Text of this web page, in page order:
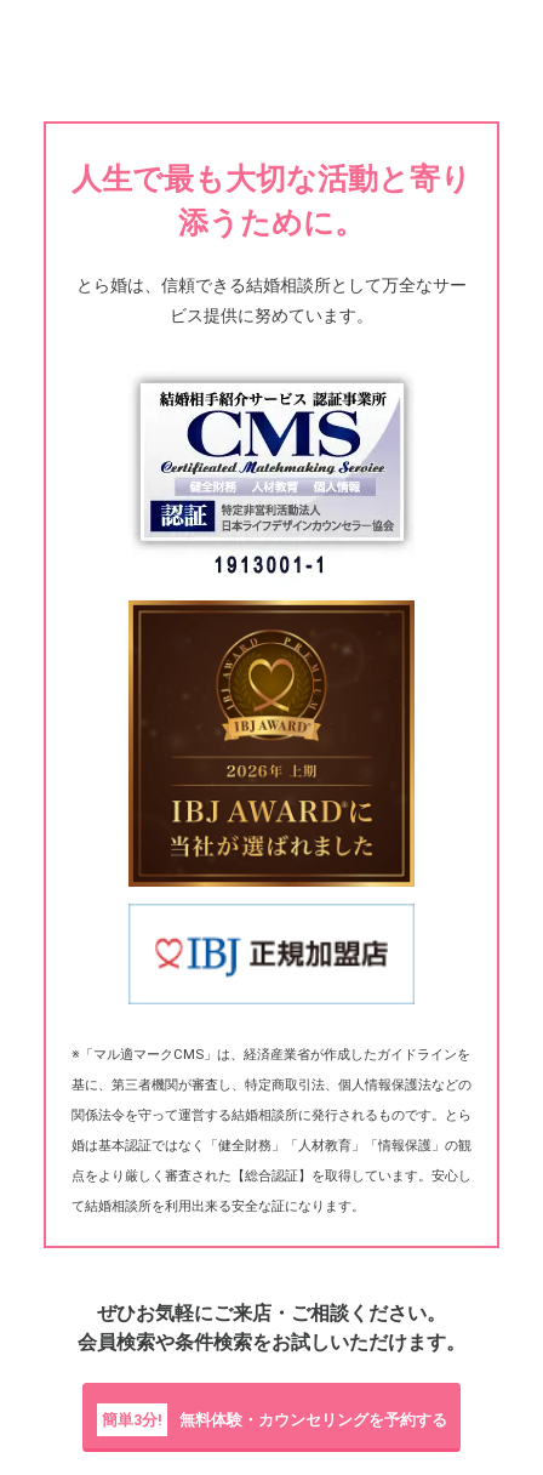
人生で最も大切な活動と寄り
添うために。
とら婚は、信頼できる結婚相談所として万全なサー
ビス提供に努めています。
※「マル適マークCMS」は、経済産業省が作成したガイドラインを
基に、第三者機関が審査し、特定商取引法、個人情報保護法などの
関係法令を守って運営する結婚相談所に発行されるものです。とら
婚は基本認証ではなく「健全財務」「人材教育」「情報保護」の観
点をより厳しく審査された【総合認証】を取得しています。安心し
て結婚相談所を利用出来る安全な証になります。
ぜひお気軽にご来店・ご相談ください。
会員検索や条件検索をお試しいただけます。
簡単3分! 無料体験・カウンセリングを予約する